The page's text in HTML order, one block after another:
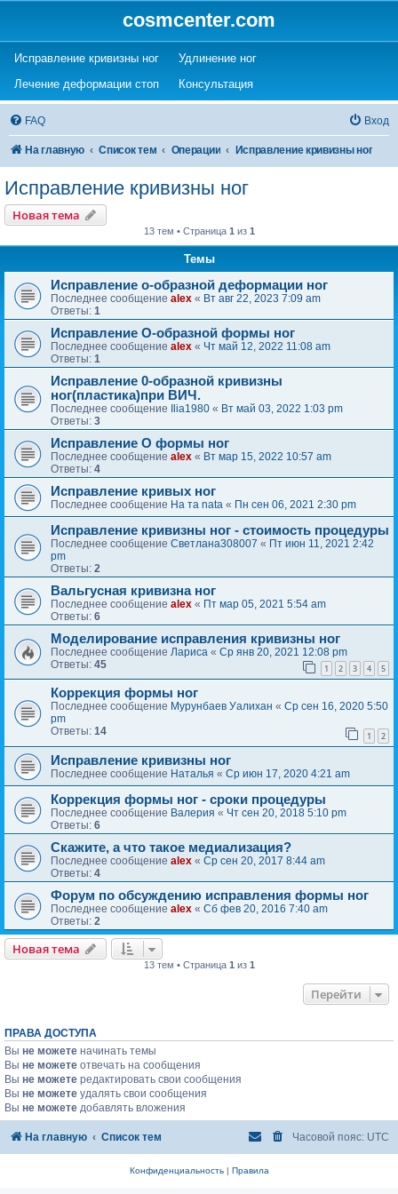
cosmcenter.com
Исправление кривизны ног(Opens a new tab)
Удлинение ног(Opens a new tab)
Лечение деформации стоп(Opens a new tab)
Консультация(Opens a new tab)
FAQ Вход
На главную Список тем Операции Исправление кривизны ног
Исправление кривизны ног
Новая тема
13 тем • Страница 1 из 1
Темы
Исправление о-образной деформации ног
Последнее сообщение alex « Вт авг 22, 2023 7:09 am
Ответы: 1
Исправление О-образной формы ног
Последнее сообщение alex « Чт май 12, 2022 11:08 am
Ответы: 1
Исправление 0-образной кривизны
ног(пластика)при ВИЧ.
Последнее сообщение Ilia1980 « Вт май 03, 2022 1:03 pm
Ответы: 3
Исправление О формы ног
Последнее сообщение alex « Вт мар 15, 2022 10:57 am
Ответы: 4
Исправление кривых ног
Последнее сообщение На та nata « Пн сен 06, 2021 2:30 pm
Исправление кривизны ног - стоимость процедуры
Последнее сообщение Светлана308007 « Пт июн 11, 2021 2:42
pm
Ответы: 2
Вальгусная кривизна ног
Последнее сообщение alex « Пт мар 05, 2021 5:54 am
Ответы: 6
Моделирование исправления кривизны ног
Последнее сообщение Лариса « Ср янв 20, 2021 12:08 pm
Ответы: 45 1 2 3 4 5
Коррекция формы ног
Последнее сообщение Мурунбаев Уалихан « Ср сен 16, 2020 5:50
pm
Ответы: 14 1 2
Исправление кривизны ног
Последнее сообщение Наталья « Ср июн 17, 2020 4:21 am
Коррекция формы ног - сроки процедуры
Последнее сообщение Валерия « Чт сен 20, 2018 5:10 pm
Ответы: 6
Скажите, а что такое медиализация?
Последнее сообщение alex « Ср сен 20, 2017 8:44 am
Ответы: 4
Форум по обсуждению исправления формы ног
Последнее сообщение alex « Сб фев 20, 2016 7:40 am
Ответы: 2
Новая тема
13 тем • Страница 1 из 1
Перейти
ПРАВА ДОСТУПА
Вы не можете начинать темы
Вы не можете отвечать на сообщения
Вы не можете редактировать свои сообщения
Вы не можете удалять свои сообщения
Вы не можете добавлять вложения
На главную Список тем Часовой пояс: UTC
Конфиденциальность| Правила